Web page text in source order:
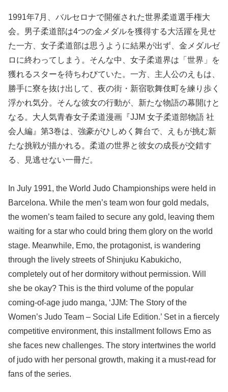
1991年7月、バルセロナで開催された世界柔道選手権大
会。男子柔道部は4つの金メダルを獲得する大活躍を見せ
た一方、女子柔道部は思うように結果が出ず、金メダルゼ
ロに終わってしまう。そんな中、女子柔道界は「世界」を
獲れるスターを待ちわびていた。一方、主人公のえもは、
勝手に寮を抜け出して、夜の街・新宿歌舞伎町を練り歩く
浮かれ気分。そんな彼女の行動が、新たな物語の幕開けと
なる。大人気青春女子柔道漫画『JJM 女子柔道部物語 社
会人編』第3巻は、強豪がひしめく舞台で、えもが挑む新
たな挑戦が描かれる。柔道の世界と彼女の成長が交錯す
る、見逃せない一冊だ。
In July 1991, the World Judo Championships were held in
Barcelona. While the men’s team won four gold medals,
the women’s team failed to secure any gold, leaving them
waiting for a star who could bring them glory on the world
stage. Meanwhile, Emo, the protagonist, is wandering
through the lively streets of Shinjuku Kabukicho,
completely out of her dormitory without permission. Will
she be okay? This is the third volume of the popular
coming-of-age judo manga, ‘JJM: The Story of the
Women’s Judo Team – Social Life Edition.’ Set in a fiercely
competitive environment, this installment follows Emo as
she faces new challenges. The story intertwines the world
of judo with her personal growth, making it a must-read for
fans of the series.